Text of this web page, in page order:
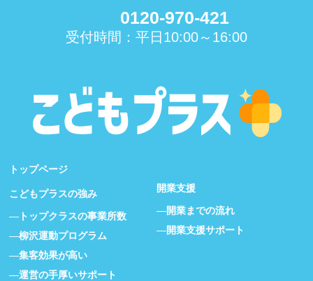
0120-970-421
受付時間：平日10:00～16:00
トップページ
こどもプラスの強み
トップクラスの事業所数
柳沢運動プログラム
集客効果が高い
運営の手厚いサポート
開業支援
開業までの流れ
開業支援サポート